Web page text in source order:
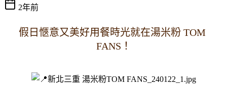
2年前
假日愜意又美好用餐時光就在湯米粉 TOM
FANS！